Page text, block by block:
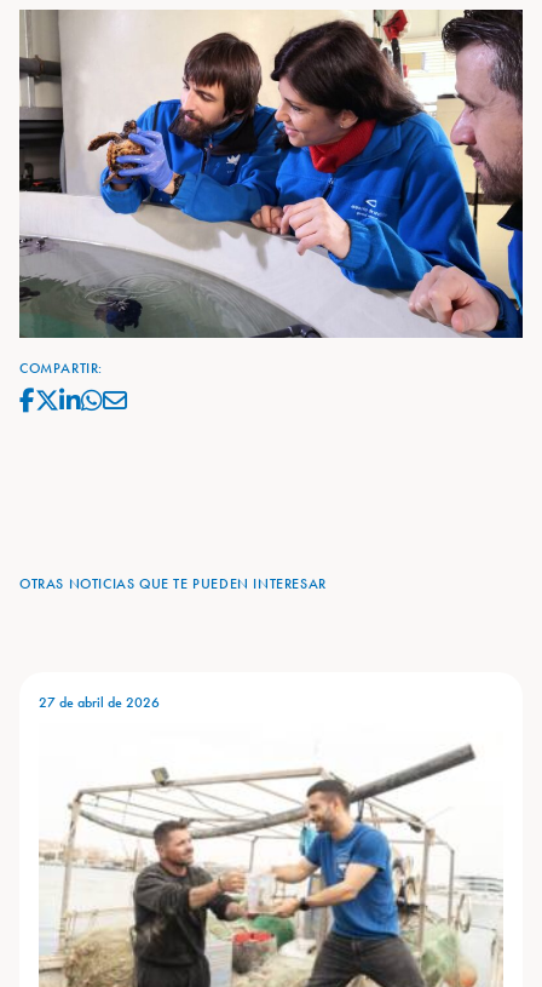
COMPARTIR:
OTRAS NOTICIAS QUE TE PUEDEN INTERESAR
27 de abril de 2026